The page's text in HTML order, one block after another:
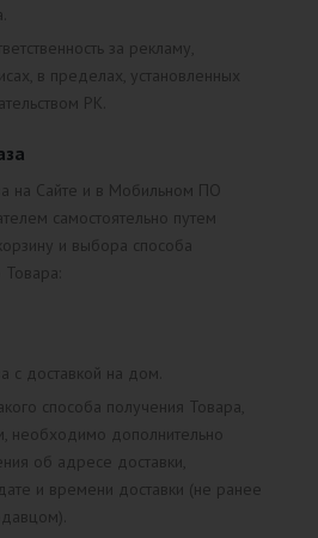
за рекламу,
в пределах, установленных
РК.
на Сайте и в Мобильном ПО
самостоятельно путем
и выбора способа
с доставкой на дом.
способа получения Товара,
необходимо дополнительно
об адресе доставки,
и времени доставки (не ранее